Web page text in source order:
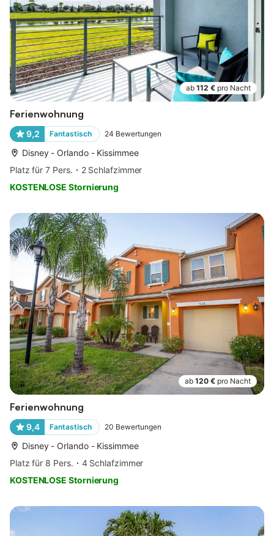
ab 112 € pro Nacht
Ferienwohnung
9,2 Fantastisch 24 Bewertungen
Disney - Orlando - Kissimmee
Platz für 7 Pers.
2 Schlafzimmer
KOSTENLOSE Stornierung
ab 120 € pro Nacht
Ferienwohnung
9,4 Fantastisch 20 Bewertungen
Disney - Orlando - Kissimmee
Platz für 8 Pers.
4 Schlafzimmer
KOSTENLOSE Stornierung